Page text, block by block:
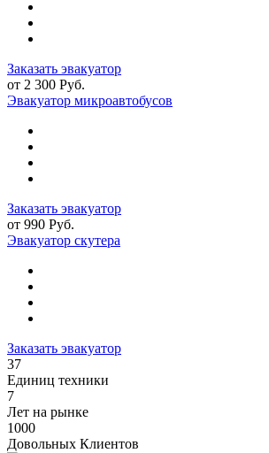
Заказать эвакуатор
от 2 300 Руб.
Эвакуатор микроавтобусов
Заказать эвакуатор
от 990 Руб.
Эвакуатор скутера
Заказать эвакуатор
37
Единиц техники
7
Лет на рынке
1000
Довольных Клиентов